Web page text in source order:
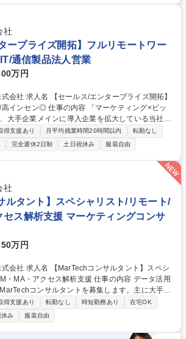
ポートの作成・配信自動化【案件例】■GCP/AWS/
いたデータ分析基盤の設計、構築■Tableau/DataS
ルを用いたデータビジュアライゼーションの設
社
ープライズ開拓】フルリモートワー
通信製品法人営業
万円
プライズ開拓】
容 「マーケティング×ビッ
大手企業メインに導入企業を拡大している当社に
たエンタープライズ顧客へのご提案・新規開拓を
等のITパッケージ製品を提案します。単純な販売
じて響きそうな部分を強調した資料作成や、要件
イズの提案など、コンサルティング要素を含めた
点～受注までは1カ月～1年程度です。契約後は社
バトンタッチします。※一部海外ベンダーとのやり
得支援あり 月平均残業時間20時間以内
転勤なし
完全週休2日制 土日祝休み 服装自由
社
ルタント】スペシャリスト/リモート/
ス解析支援 マーケティングコンサ
万円
タント】スペシ
クセス解析支援 仕事の内容 データ活用
コンサルタントを募集します。主に大手顧
義の補助、CDP等のツール導入支援、データ分析
】■クライアントへのヒア
定義■MarTech製品（CDP・MA・アクセス解析
支援■データ分析および改善施策の立案・提案■デ
得支援あり 転勤なし 時短勤務あり
在宅OK
休み 服装自由